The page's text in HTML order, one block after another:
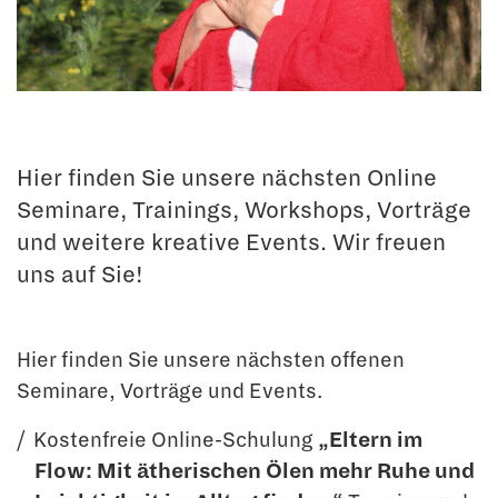
Hier finden Sie unsere nächsten Online
Seminare, Trainings, Workshops, Vorträge
und weitere kreative Events. Wir freuen
uns auf Sie!
Hier finden Sie unsere nächsten offenen
Seminare, Vorträge und Events.
Kostenfreie Online-Schulung „Eltern im
Flow: Mit ätherischen Ölen mehr Ruhe und